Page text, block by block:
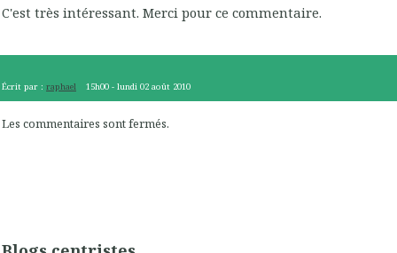
C'est très intéressant. Merci pour ce commentaire.
Écrit par : raphael 15h00 -lundi 02 août 2010
Les commentaires sont fermés.